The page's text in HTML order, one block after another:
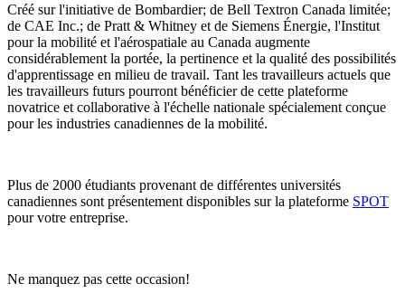
Créé sur l'initiative de Bombardier; de Bell Textron Canada limitée;
de CAE Inc.; de Pratt & Whitney et de Siemens Énergie, l'Institut
pour la mobilité et l'aérospatiale au Canada augmente
considérablement la portée, la pertinence et la qualité des possibilités
d'apprentissage en milieu de travail. Tant les travailleurs actuels que
les travailleurs futurs pourront bénéficier de cette plateforme
novatrice et collaborative à l'échelle nationale spécialement conçue
pour les industries canadiennes de la mobilité.
Plus de 2000 étudiants provenant de différentes universités
canadiennes sont présentement disponibles sur la plateforme SPOT
pour votre entreprise.
Ne manquez pas cette occasion!